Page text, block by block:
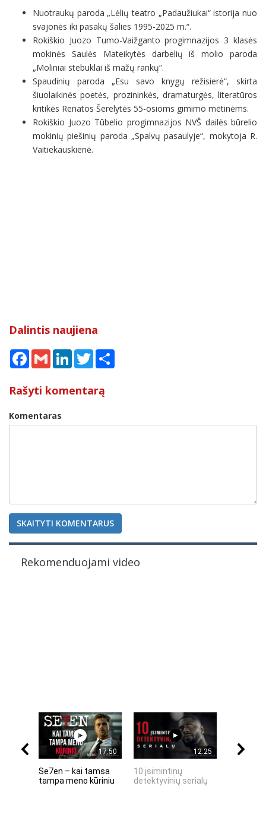
Nuotraukų paroda „Lėlių teatro „Padaužiukai“ istorija nuo
svajonės iki pasakų šalies 1995-2025 m.“.
Rokiškio Juozo Tumo-Vaižganto progimnazijos 3 klasės
mokinės Saulės Mateikytės darbelių iš molio paroda
„Moliniai stebuklai iš mažų rankų“.
Spaudinių paroda „Esu savo knygų režisierė“, skirta
šiuolaikinės poetės, prozininkės, dramaturgės, literatūros
kritikės Renatos Šerelytės 55-osioms gimimo metinėms.
Rokiškio Juozo Tūbelio progimnazijos NVŠ dailės būrelio
mokinių piešinių paroda „Spalvų pasaulyje“, mokytoja R.
Vaitiekauskienė.
Dalintis naujiena
Facebook
Gmail LinkedInTwitter
Rašyti komentarą
Komentaras
SKAITYTI KOMENTARUS
Rekomenduojami video
17:50
Se7en – kai tamsa
tampa meno kūriniu
12:25
10 įsimintinų
detektyvinių serialų